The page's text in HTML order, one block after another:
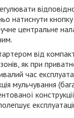
натиснути
центральне
від
як при
час
мульчування